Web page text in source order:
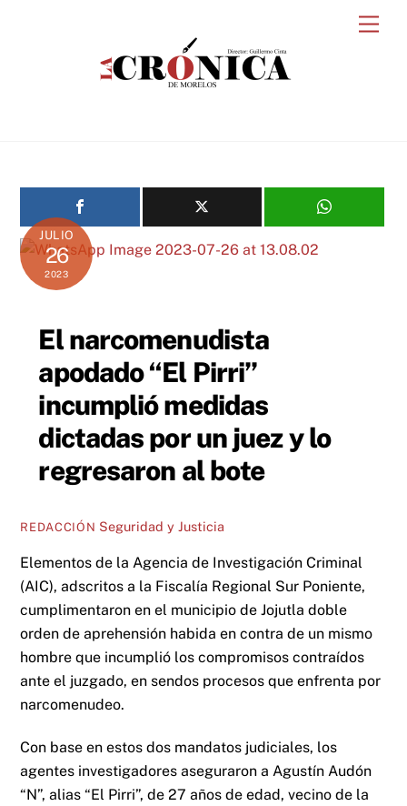
JULIO
26
2023
El narcomenudista
apodado “El Pirri”
incumplió medidas
dictadas por un juez y lo
regresaron al bote
REDACCIÓN Seguridad y Justicia
Elementos de la Agencia de Investigación Criminal
(AIC), adscritos a la Fiscalía Regional Sur Poniente,
cumplimentaron en el municipio de Jojutla doble
orden de aprehensión habida en contra de un mismo
hombre que incumplió los compromisos contraídos
ante el juzgado, en sendos procesos que enfrenta por
narcomenudeo.
Con base en estos dos mandatos judiciales, los
agentes investigadores aseguraron a Agustín Audón
“N”, alias “El Pirri”, de 27 años de edad, vecino de la